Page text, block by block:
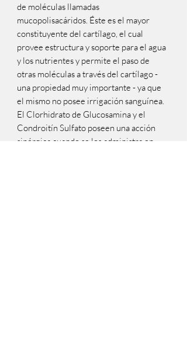
de moléculas llamadas
mucopolisacáridos. Éste es el mayor
constituyente del cartílago, el cual
provee estructura y soporte para el agua
y los nutrientes y permite el paso de
otras moléculas a través del cartílago -
una propiedad muy importante - ya que
el mismo no posee irrigación sanguínea.
El Clorhidrato de Glucosamina y el
Condroitín Sulfato poseen una acción
sinérgica cuando se los administra en